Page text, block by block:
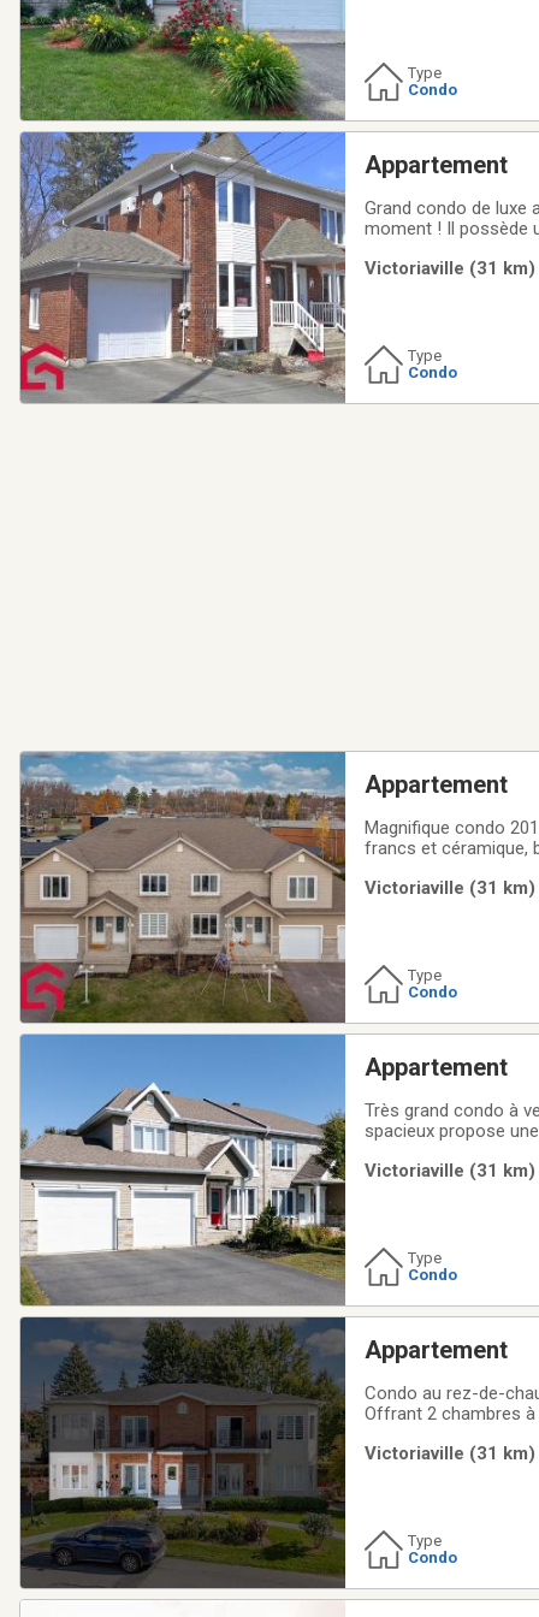
Type
Condo
Appartement
Grand condo de luxe
moment ! Il possède
vos convives. Salle
Victoriaville (31
Type
Condo
Appartement
Magnifique condo
francs et céramique,
plein air, garage
Victoriaville (31
Type
Condo
Appartement
Très grand condo à
spacieux propose
Victoriaville (31
Type
Condo
Appartement
Condo au rez-de-
Offrant 2 chambres
opportunité idéale
Victoriaville (31
Type
Condo